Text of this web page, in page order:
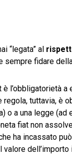
“legata” al
sempre fidare
l’obbligatorietà a
tuttavia, è
o a una legge (ad
fiat non
ha incassato